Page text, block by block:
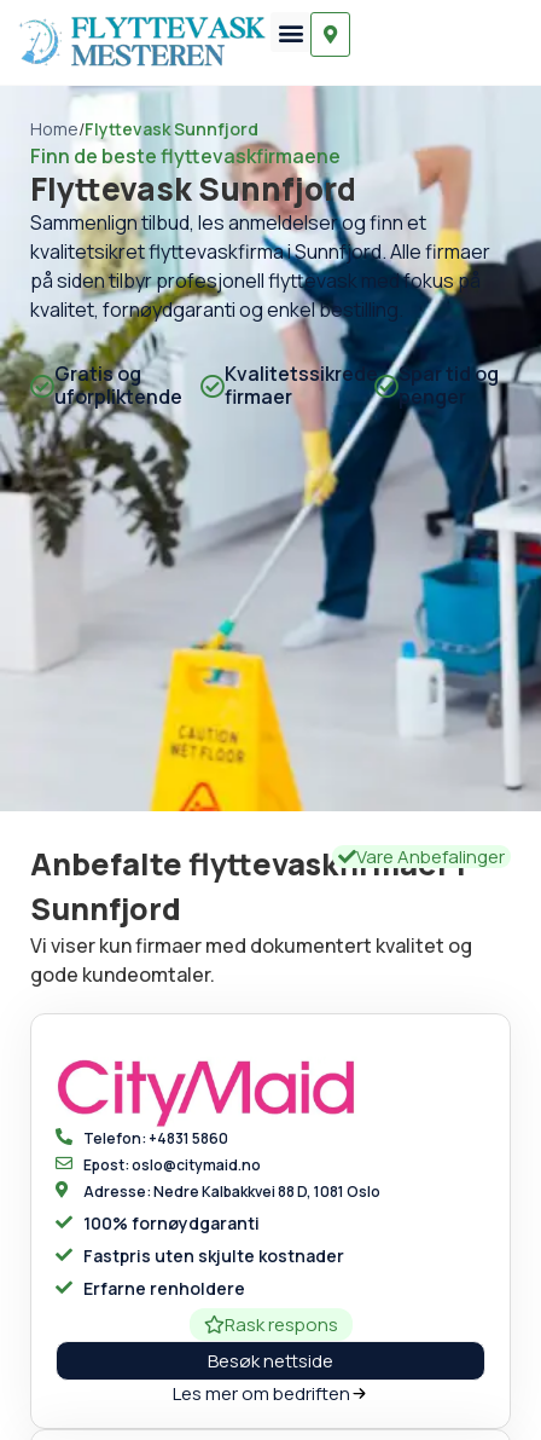
Home/Flyttevask Sunnfjord
Finn de beste flyttevaskfirmaene
Flyttevask Sunnfjord
Sammenlign tilbud, les anmeldelser og finn et
kvalitetsikret flyttevaskfirma i Sunnfjord. Alle firmaer
på siden tilbyr profesjonell flyttevask med fokus på
kvalitet, fornøydgaranti og enkel bestilling.
Gratis og
uforpliktende
Kvalitetssikrede
firmaer
Spar tid og
penger
Anbefalte flyttevaskfirmaer i
Sunnfjord
Vare Anbefalinger
Vi viser kun firmaer med dokumentert kvalitet og
gode kundeomtaler.
Telefon: +4831 5860
Epost: oslo@citymaid.no
Adresse: Nedre Kalbakkvei 88 D, 1081 Oslo
100% fornøydgaranti
Fastpris uten skjulte kostnader
Erfarne renholdere
Rask respons
Besøk nettside
Les mer om bedriften